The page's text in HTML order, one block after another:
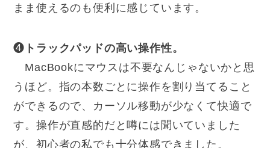
まま使えるのも便利に感じています。
❹ トラックパッドの高い操作性。
MacBookにマウスは不要なんじゃないかと思
うほど。指の本数ごとに操作を割り当てること
ができるので、カーソル移動が少なくて快適で
す。操作が直感的だと噂には聞いていました
が、初心者の私でも十分体感できました。